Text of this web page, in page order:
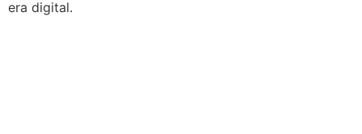
era digital.